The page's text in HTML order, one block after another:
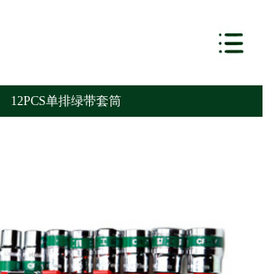
12PCS单排绿带套筒